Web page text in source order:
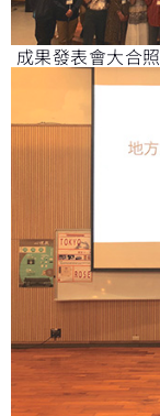
成果發表會大合照